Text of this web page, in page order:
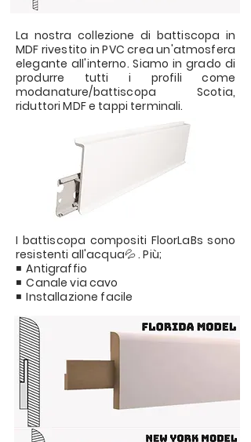
La nostra collezione di battiscopa in
MDF rivestito in PVC crea un'atmosfera
elegante all'interno. Siamo in grado di
produrre tutti i profili come
modanature/battiscopa Scotia,
riduttori MDF e tappi terminali.
I battiscopa compositi FloorLaBs sono
resistenti all'acqua💦 . Più;
◾️ Antigraffio
◾️ Canale via cavo
◾️ Installazione facile